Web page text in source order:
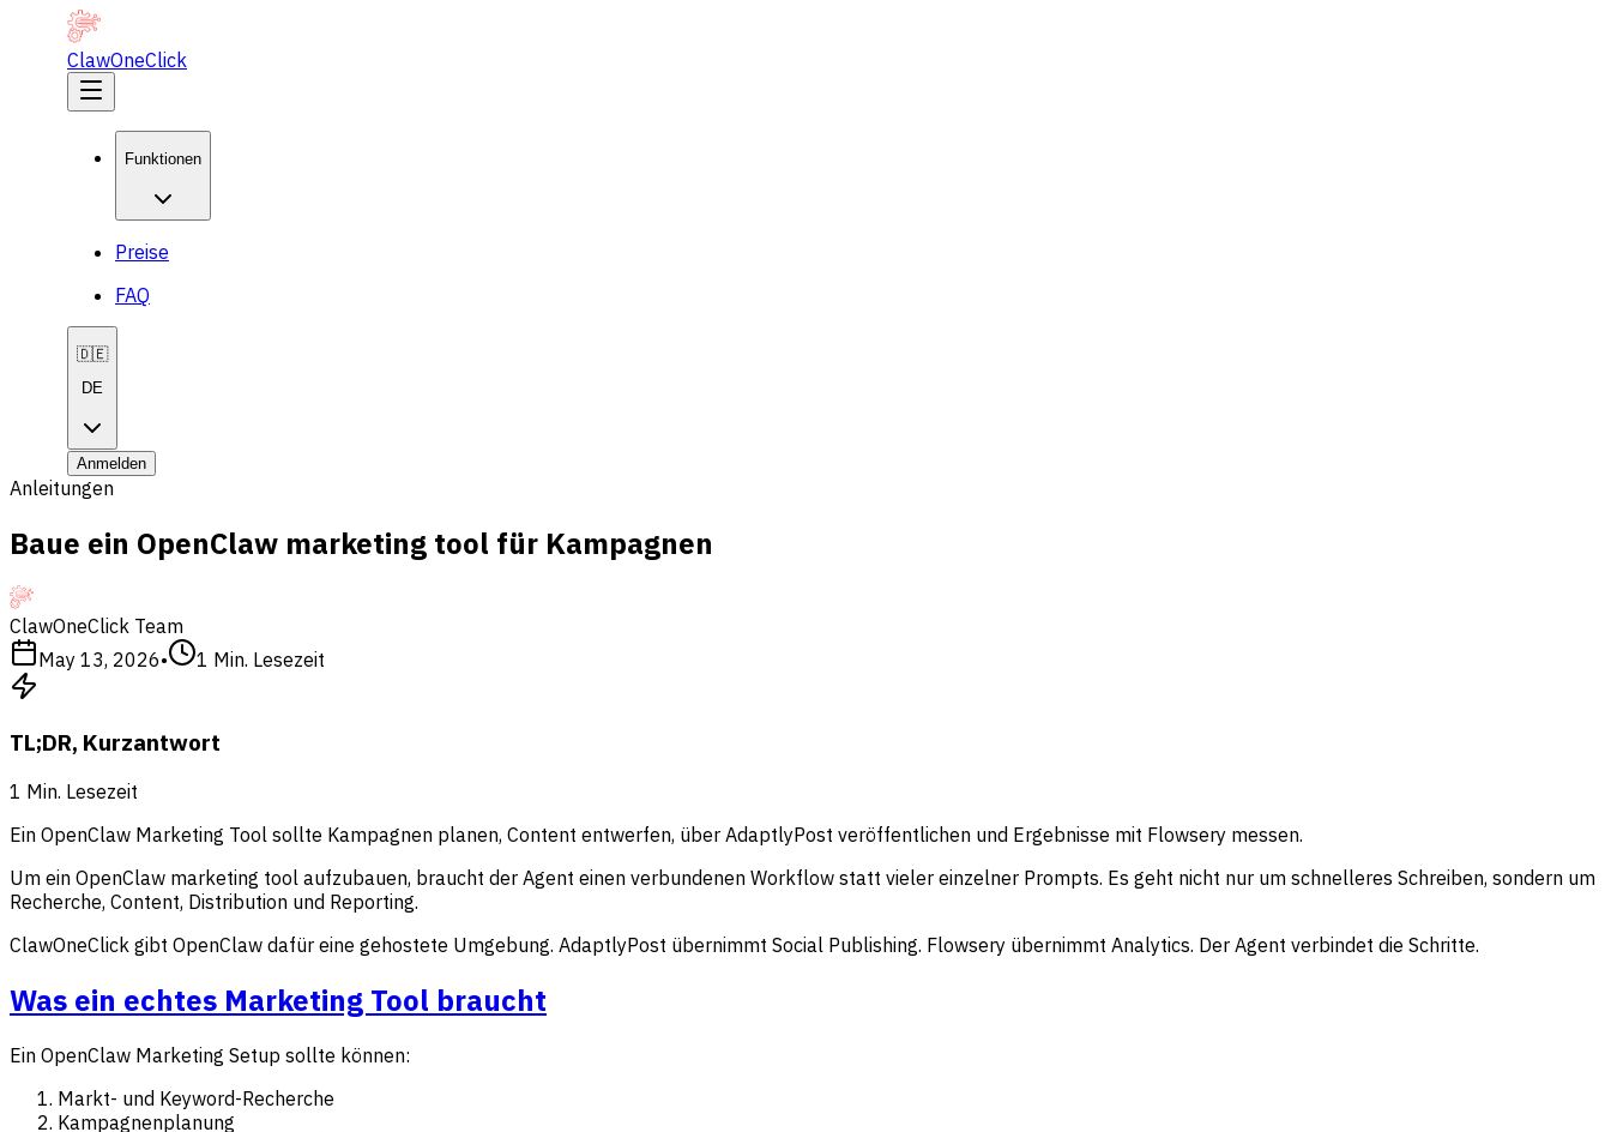
ClawOneClick
Funktionen
Preise
FAQ
🇩🇪
DE
Anmelden
Anleitungen
Baue ein OpenClaw marketing tool für Kampagnen
ClawOneClick Team
May 13, 2026• 1 Min. Lesezeit
TL;DR, Kurzantwort
1 Min. Lesezeit
Ein OpenClaw Marketing Tool sollte Kampagnen planen, Content entwerfen, über AdaptlyPost veröffentlichen und Ergebnisse mit Flowsery messen.
Um ein OpenClaw marketing tool aufzubauen, braucht der Agent einen verbundenen Workflow statt vieler einzelner Prompts. Es geht nicht nur um schnelleres Schreiben, sondern um
Recherche, Content, Distribution und Reporting.
ClawOneClick gibt OpenClaw dafür eine gehostete Umgebung. AdaptlyPost übernimmt Social Publishing. Flowsery übernimmt Analytics. Der Agent verbindet die Schritte.
Was ein echtes Marketing Tool braucht
Ein OpenClaw Marketing Setup sollte können:
Markt- und Keyword-Recherche
Kampagnenplanung